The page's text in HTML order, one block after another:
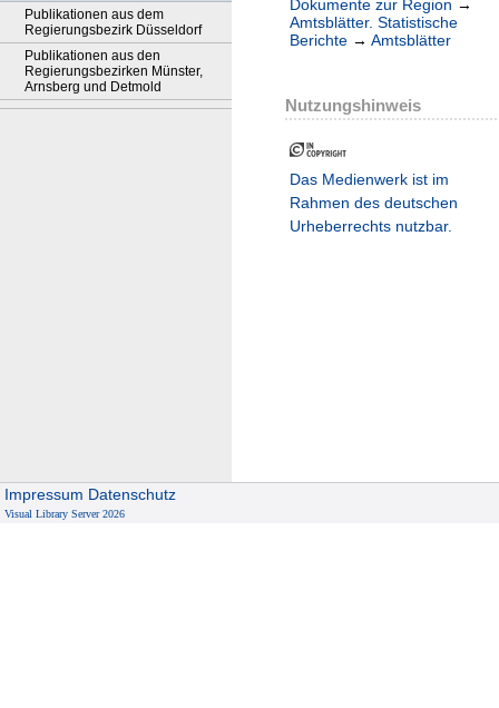
Publikationen aus dem
Regierungsbezirk Düsseldorf
Publikationen aus den
Regierungsbezirken Münster,
Arnsberg und Detmold
Dokumente zur Region →
Amtsblätter. Statistische
Berichte → Amtsblätter
Nutzungshinweis
Das Medienwerk ist im
Rahmen des deutschen
Urheberrechts nutzbar.
Impressum Datenschutz
Visual Library Server 2026